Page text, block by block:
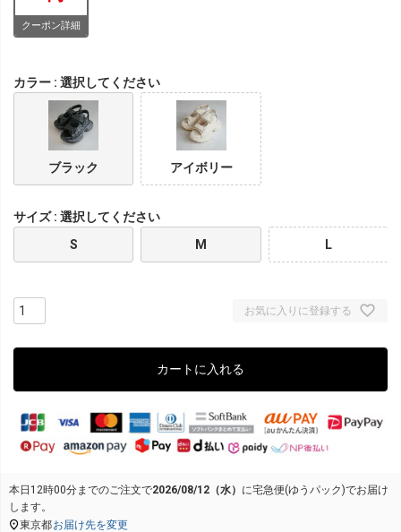
クーポン詳細
カラー 選択してください
ブラック アイボリー
サイズ
選択してください
S
M L
お気に入りに登録する
カートに入れる
本日 12時00分までのご注文で2026/08/12（水） に宅急便(ゆうパック)でお届け
します。
東京都お届け先を変更